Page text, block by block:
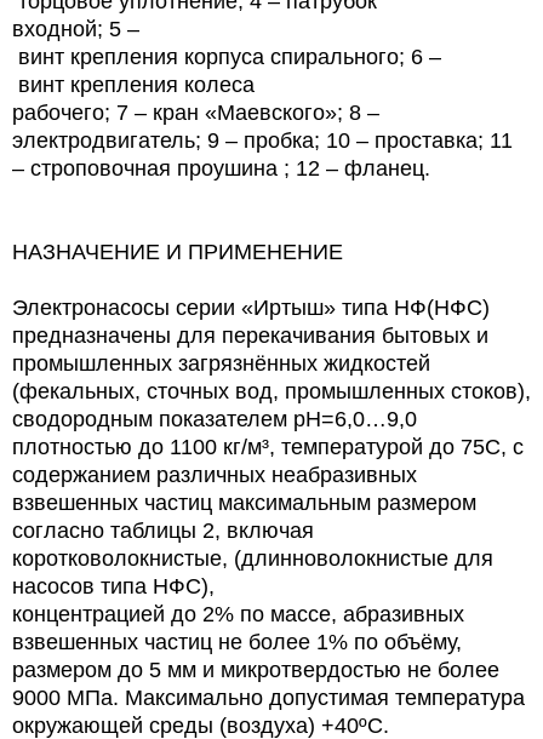
входной; 5 –
винт крепления корпуса спирального; 6 –
винт крепления колеса
рабочего; 7 – кран «Маевского»; 8 –
электродвигатель; 9 – пробка; 10 – проставка; 11
– строповочная проушина ; 12 – фланец.
НАЗНАЧЕНИЕ И ПРИМЕНЕНИЕ
Электронасосы серии «Иртыш» типа НФ(НФС)
предназначены для перекачивания бытовых и
промышленных загрязнённых жидкостей
(фекальных, сточных вод, промышленных стоков),
сводородным показателем рН=6,0…9,0
плотностью до 1100 кг/м³, температурой до 75С, с
содержанием различных неабразивных
взвешенных частиц максимальным размером
согласно таблицы 2, включая
коротковолокнистые, (длинноволокнистые для
насосов типа НФС),
концентрацией до 2% по массе, абразивных
взвешенных частиц не более 1% по объёму,
размером до 5 мм и микротвердостью не более
9000 МПа. Максимально допустимая температура
окружающей среды (воздуха) +40ºС.